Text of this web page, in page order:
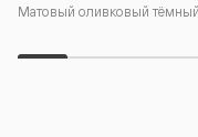
Матовый оливковый тёмный